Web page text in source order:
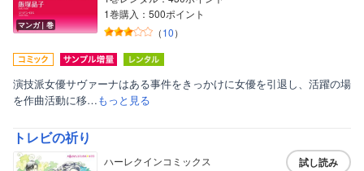
マンガ｜巻
1巻購入：500ポイント
（10）
演技派女優サヴァーナはある事件をきっかけに女優を引退し、活躍の場
を作曲活動に移…もっと見る
トレビの祈り
ハーレクインコミックス
試し読み